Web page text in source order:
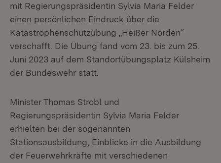
mit Regierungspräsidentin Sylvia Maria Felder
einen persönlichen Eindruck über die
Katastrophenschutzübung „Heißer Norden“
verschafft. Die Übung fand vom 23. bis zum 25.
Juni 2023 auf dem Standortübungsplatz Külsheim
der Bundeswehr statt.
Minister Thomas Strobl und
Regierungspräsidentin Sylvia Maria Felder
erhielten bei der sogenannten
Stationsausbildung, Einblicke in die Ausbildung
der Feuerwehrkräfte mit verschiedenen